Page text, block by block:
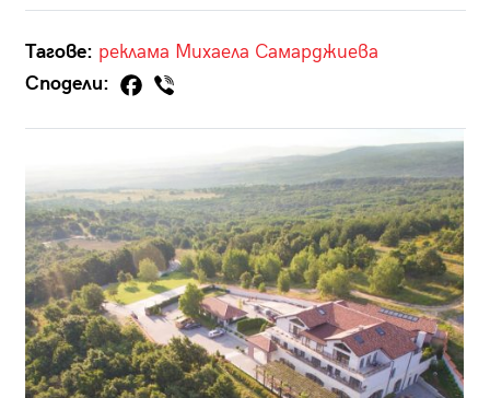
Тагове: реклама Михаела Самарджиева
Сподели: